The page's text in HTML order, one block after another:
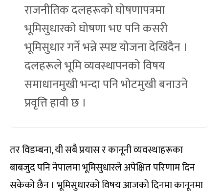
राजनीतिक दलहरूको घोषणापत्रमा
भूमिसुधारको घोषणा भए पनि कसरी
भूमिसुधार गर्ने भन्ने स्पष्ट योजना देखिंदैन ।
दलहरूले भूमि व्यवस्थापनको विषय
समाधानमुखी भन्दा पनि भोटमुखी बनाउने
प्रवृत्ति हावी छ ।
तर विडम्बना, यी सबै प्रयास र कानूनी व्यवस्थाहरूका
बाबजुद पनि नेपालमा भूमिसुधारले अपेक्षित परिणाम दिन
सकेको छैन । भूमिसुधारको विषय आजको दिनमा कानूनमा